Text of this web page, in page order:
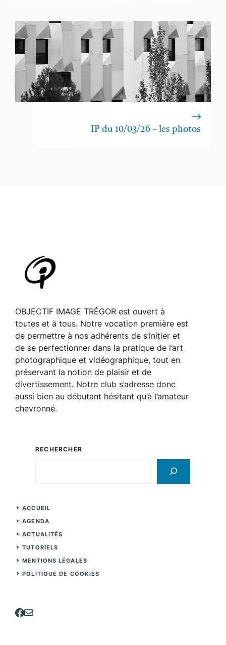
IP du 10/03/26 – les photos
OBJECTIF IMAGE TRÉGOR est ouvert à
toutes et à tous. Notre vocation première est
de permettre à nos adhérents de s’initier et
de se perfectionner dans la pratique de l’art
photographique et vidéographique, tout en
préservant la notion de plaisir et de
divertissement. Notre club s’adresse donc
aussi bien au débutant hésitant qu’à l’amateur
chevronné.
RECHERCHER
ACCUEIL
AGENDA
ACTUALITÉS
TUTORIELS
MENTIONS LÉGALES
POLITIQUE DE COOKIES